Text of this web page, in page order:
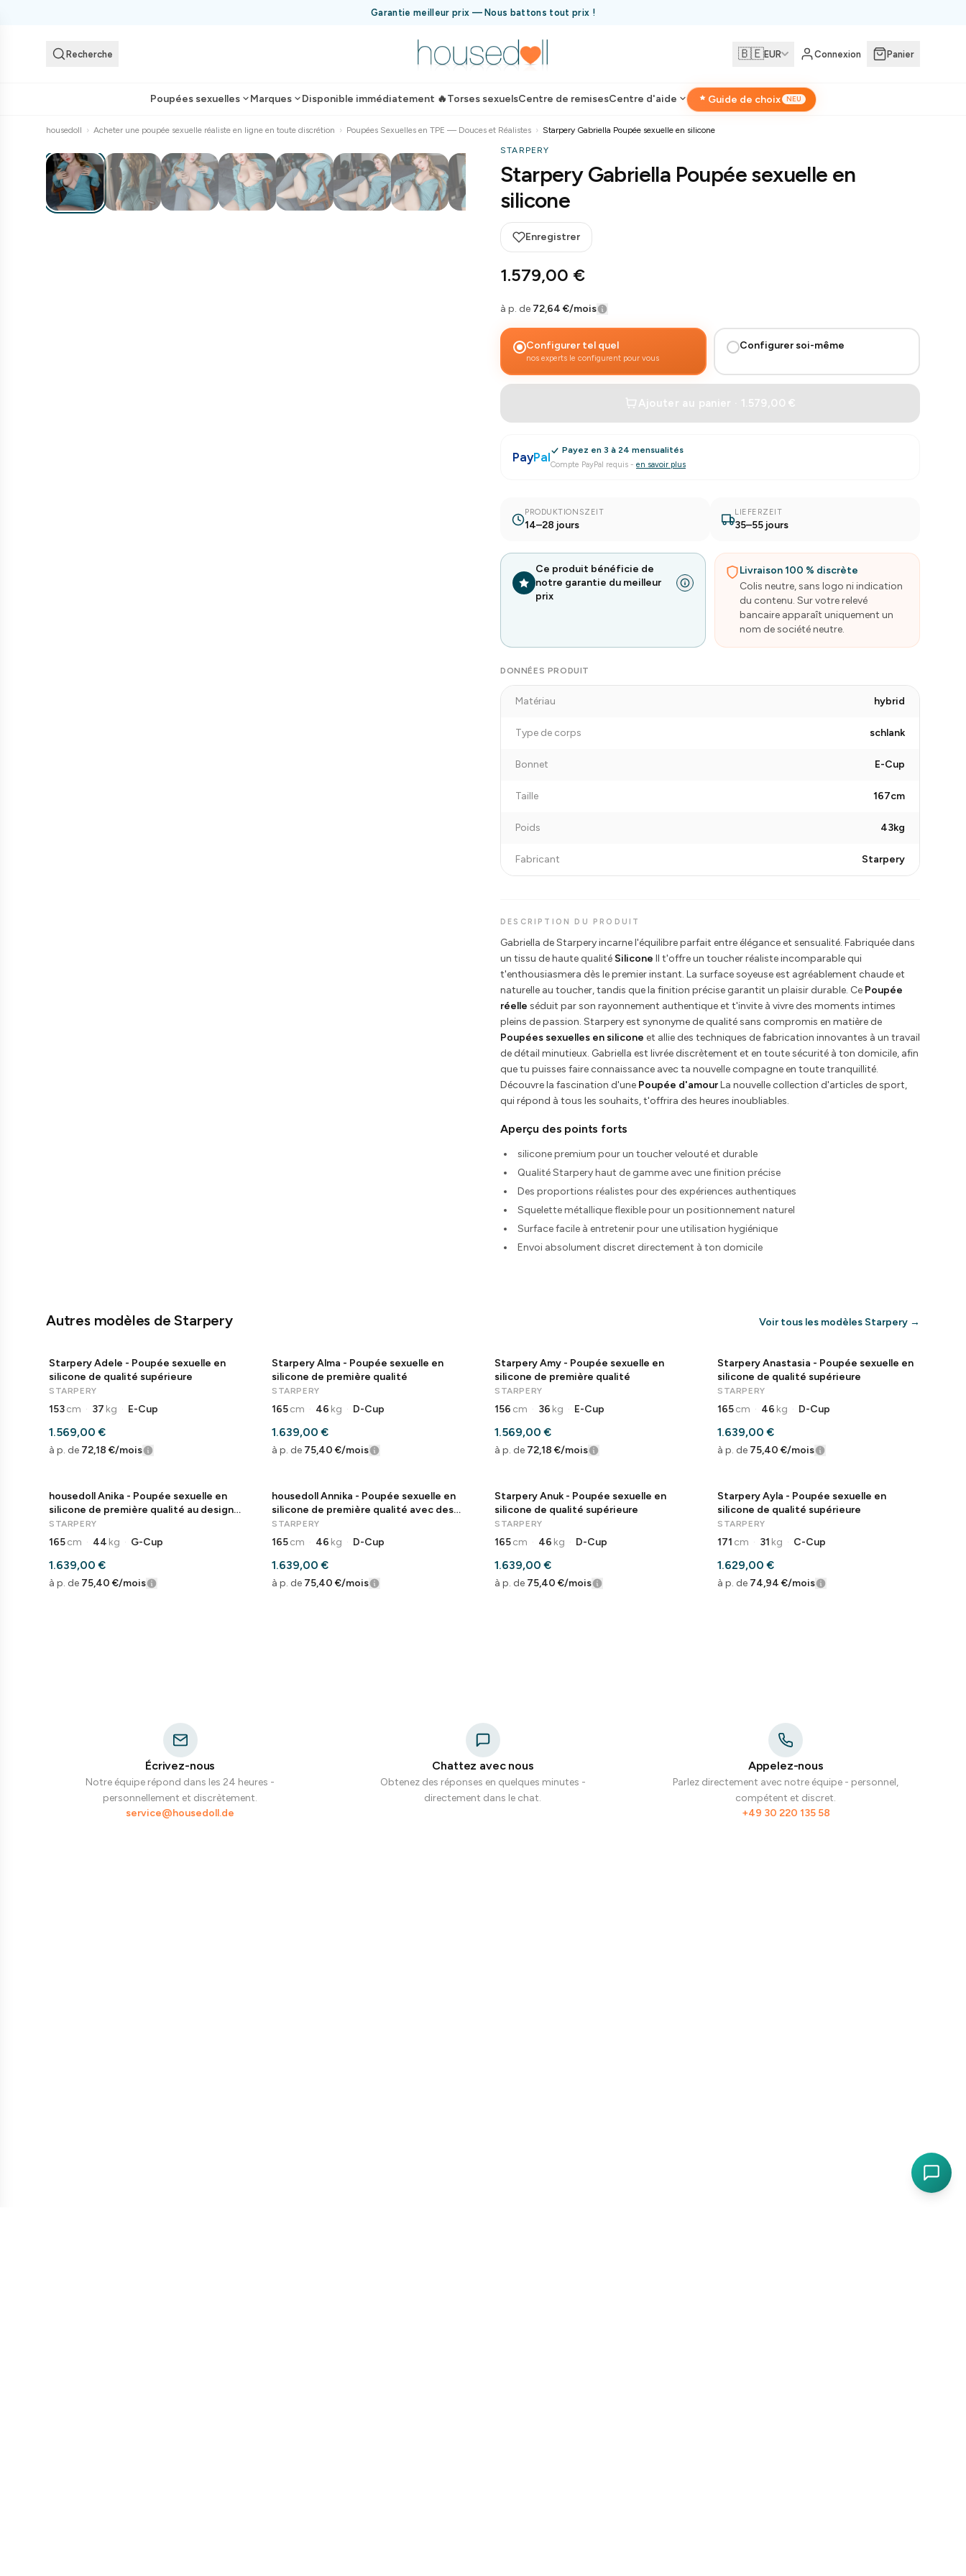
Garantie meilleur prix — Nous battons tout prix !
Recherche 🇧🇪EUR Connexion Panier
Poupées sexuelles Marques Disponible immédiatement 🔥Torses sexuelsCentre de remisesCentre d'aide Guide de choix NEU
housedoll › Acheter une poupée sexuelle réaliste en ligne en toute discrétion › Poupées Sexuelles en TPE — Douces et Réalistes › Starpery Gabriella Poupée sexuelle en silicone
STARPERY
Starpery Gabriella Poupée sexuelle en
silicone
Enregistrer
1.579,00 €
à p. de 72,64 €/mois
Configurer tel quel
nos experts le configurent pour vous
Configurer soi-même
Ajouter au panier · 1.579,00 €
PayPal Payez en 3 à 24 mensualités
Compte PayPal requis - en savoir plus
PRODUKTIONSZEIT
14–28 jours
LIEFERZEIT
35–55 jours
Ce produit bénéficie de
notre garantie du meilleur
prix
Livraison 100 % discrète
Colis neutre, sans logo ni indication
du contenu. Sur votre relevé
bancaire apparaît uniquement un
nom de société neutre.
DONNÉES PRODUIT
Matériau hybrid
Type de corps schlank
Bonnet E-Cup
Taille 167cm
Poids 43kg
Fabricant Starpery
DESCRIPTION DU PRODUIT
Gabriella de Starpery incarne l'équilibre parfait entre élégance et sensualité. Fabriquée dans
un tissu de haute qualité Silicone Il t'offre un toucher réaliste incomparable qui
t'enthousiasmera dès le premier instant. La surface soyeuse est agréablement chaude et
naturelle au toucher, tandis que la finition précise garantit un plaisir durable. Ce Poupée
réelle séduit par son rayonnement authentique et t'invite à vivre des moments intimes
pleins de passion. Starpery est synonyme de qualité sans compromis en matière de
Poupées sexuelles en silicone et allie des techniques de fabrication innovantes à un travail
de détail minutieux. Gabriella est livrée discrètement et en toute sécurité à ton domicile, afin
que tu puisses faire connaissance avec ta nouvelle compagne en toute tranquillité.
Découvre la fascination d'une Poupée d'amourLa nouvelle collection d'articles de sport,
qui répond à tous les souhaits, t'offrira des heures inoubliables.
Aperçu des points forts
silicone premium pour un toucher velouté et durable
Qualité Starpery haut de gamme avec une finition précise
Des proportions réalistes pour des expériences authentiques
Squelette métallique flexible pour un positionnement naturel
Surface facile à entretenir pour une utilisation hygiénique
Envoi absolument discret directement à ton domicile
Autres modèles de Starpery Voir tous les modèles Starpery →
Starpery Adele - Poupée sexuelle en
silicone de qualité supérieure
STARPERY
153cm · 37 kg · E-Cup
1.569,00 €
à p. de 72,18 €/mois
Starpery Alma - Poupée sexuelle en
silicone de première qualité
STARPERY
165cm · 46 kg · D-Cup
1.639,00 €
à p. de 75,40 €/mois
Starpery Amy - Poupée sexuelle en
silicone de première qualité
STARPERY
156 cm · 36 kg · E-Cup
1.569,00 €
à p. de 72,18 €/mois
Starpery Anastasia - Poupée sexuelle en
silicone de qualité supérieure
STARPERY
165cm · 46 kg · D-Cup
1.639,00 €
à p. de 75,40 €/mois
housedoll Anika - Poupée sexuelle en
silicone de première qualité au design
élégant
STARPERY
165cm · 44 kg · G-Cup
1.639,00 €
à p. de 75,40 €/mois
housedoll Annika - Poupée sexuelle en
silicone de première qualité avec des
traits naturels
STARPERY
165cm · 46 kg · D-Cup
1.639,00 €
à p. de 75,40 €/mois
Starpery Anuk - Poupée sexuelle en
silicone de qualité supérieure
STARPERY
165cm · 46 kg · D-Cup
1.639,00 €
à p. de 75,40 €/mois
Starpery Ayla - Poupée sexuelle en
silicone de qualité supérieure
STARPERY
171 cm · 31 kg · C-Cup
1.629,00 €
à p. de 74,94 €/mois
Écrivez-nous
Notre équipe répond dans les 24 heures -
personnellement et discrètement.
service@housedoll.de
Chattez avec nous
Obtenez des réponses en quelques minutes -
directement dans le chat.
Appelez-nous
Parlez directement avec notre équipe - personnel,
compétent et discret.
+49 30 220 135 58